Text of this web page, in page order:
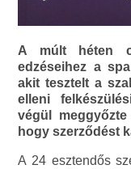
A múlt héten
edzéseihez a
akit tesztelt a
elleni
végül
hogy szerződést
A 24 esztendős